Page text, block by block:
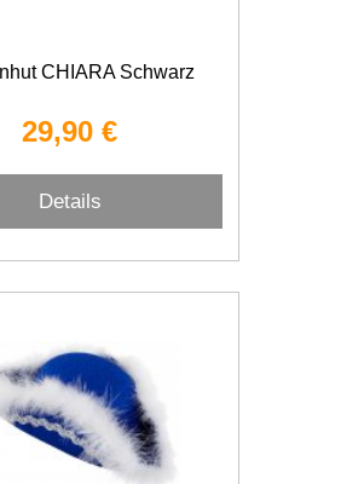
CHIARA Schwarz
29,90 €
Details